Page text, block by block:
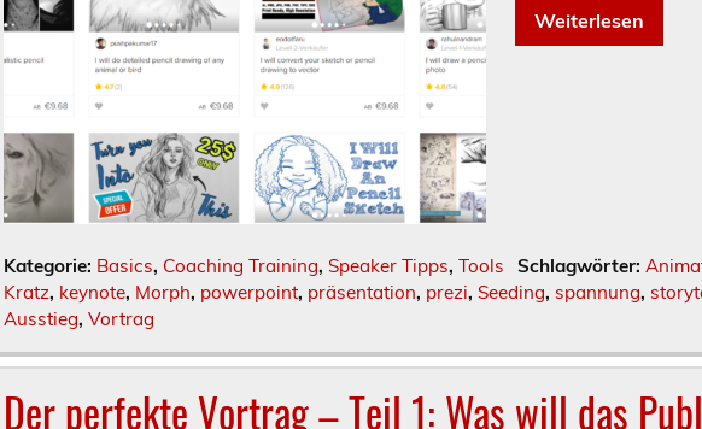
Weiterlesen
Kategorie: Basics, Coaching Training, Speaker Tipps, Tools Schlagwörter:
Kratz, keynote, Morph, powerpoint, präsentation, prezi, Seeding, spannung,
Ausstieg, Vortrag
Der perfekte Vortrag – Teil 1: Was will das